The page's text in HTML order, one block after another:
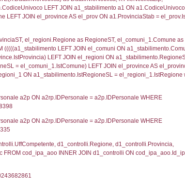
STABILIMENTO E RIEPILOGO SOSTANZE
INCIDENTALI CON IMPATTO ALL'ESTERNO
`userlevelid` = -2, executionMS:
`userlevels`, executionMS: